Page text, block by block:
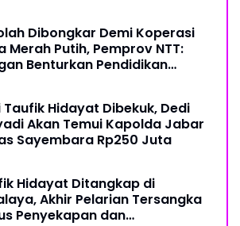
Dibongkar Demi Koperasi
Merah Putih, Pemprov NTT:
Benturkan Pendidikan
Taufik Hidayat Dibekuk, Dedi
Akan Temui Kapolda Jabar
Sayembara Rp250 Juta
Hidayat Ditangkap di
Akhir Pelarian Tersangka
Penyekapan dan